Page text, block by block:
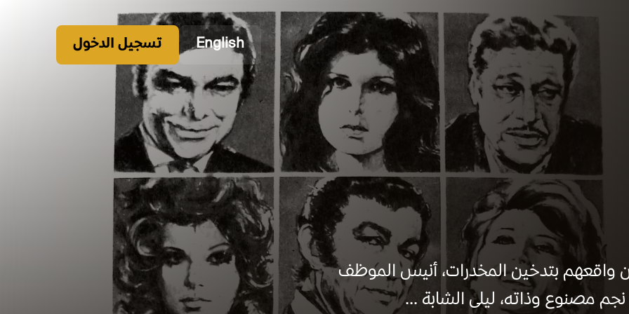
English تسجيل الدخول
واقعهم بتدخين المخدرات، أنيس الموظف
مصنوع وذاته، ليلى الشابة ...